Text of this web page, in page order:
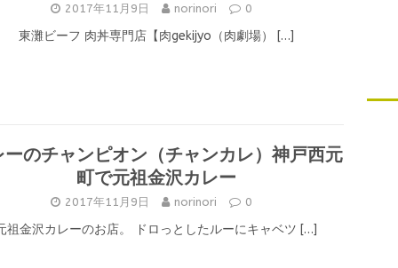
2017年11月9日 norinori 0
東灘ビーフ 肉丼専門店【肉gekijyo（肉劇場） […]
のチャンピオン（チャンカレ）神戸西元
町で元祖金沢カレー
2017年11月9日 norinori 0
祖金沢カレーのお店。 ドロっとしたルーにキャベツ […]